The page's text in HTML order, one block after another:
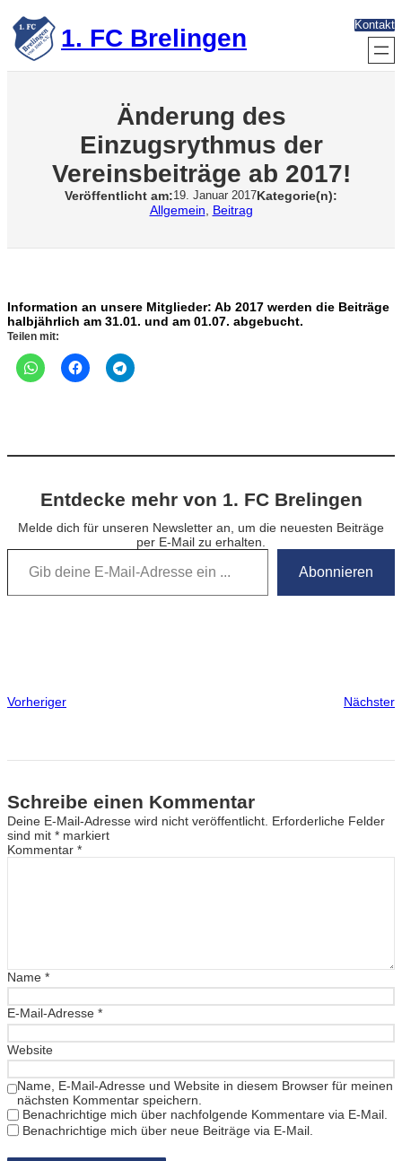
Zum
Inhalt
springen 1. FC Brelingen Kontakt
Änderung des
Einzugsrythmus der
Vereinsbeiträge ab 2017!
Veröffentlicht am:19. Januar 2017Kategorie(n):
Allgemein
Beitrag
Information an unsere Mitglieder: Ab 2017 werden die Beiträge
halbjährlich am 31.01. und am 01.07. abgebucht.
Teilen mit:
Entdecke mehr von 1. FC Brelingen
Melde dich für unseren Newsletter an, um die neuesten Beiträge
per E-Mail zu erhalten.
Gib deine E-Mail-Adresse ein …
Abonnieren
Vorheriger Nächster
Schreibe einen Kommentar
Deine E-Mail-Adresse wird nicht veröffentlicht. Erforderliche Felder
sind mit * markiert
Kommentar *
Name *
E-Mail-Adresse *
Website
Name, E-Mail-Adresse und Website in diesem Browser für meinen
nächsten Kommentar speichern.
Benachrichtige mich über nachfolgende Kommentare via E-Mail.
Benachrichtige mich über neue Beiträge via E-Mail.